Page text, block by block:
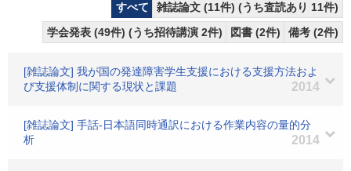
すべて
雑誌論文 (11件) (うち査読あり 11件)
学会発表 (49件) (うち招待講演 2件)
図書 (2件) 備考 (2件)
[雑誌論文] 我が国の発達障害学生支援における支援方法およ
び支援体制に関する現状と課題
2014
[雑誌論文] 手話-日本語同時通訳における作業内容の量的分
析
2014